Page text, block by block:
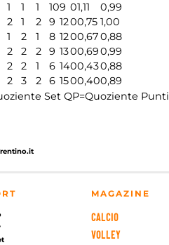
1 1 1 109 01,11
0,99
2 1 2 9 1200,75 1,00
1 2 1 8 1200,670,88
2 2 2 9 1300,690,99
2 2 1 6 1400,430,88
2 3 2 6 1500,400,89
Set QP=Quoziente Punti
MAGAZINE
CALCIO
VOLLEY